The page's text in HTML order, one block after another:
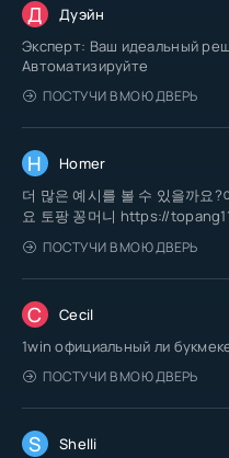
Д Дуэйн
Эксперт: Ваш идеальный
Автоматизируйте
ПОСТУЧИ В МОЮ ДВЕРЬ
H Homer
더 많은 예시를 볼 수 있을까요
요 토팡 꽁머니 https://
ПОСТУЧИ В МОЮ ДВЕРЬ
C Cecil
1win официальный ли
ПОСТУЧИ В МОЮ ДВЕРЬ
S Shelli